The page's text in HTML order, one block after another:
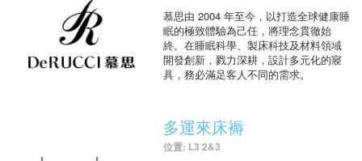
慕思由 2004 年至今，以打造全球健康睡
眠的極致體驗為己任，將理念貫徹始
終。在睡眠科學、製床科技及材料領域
開發創新，戮力深耕，設計多元化的寢
具，務必滿足客人不同的需求。
多運來床褥
位置: L3 2&3